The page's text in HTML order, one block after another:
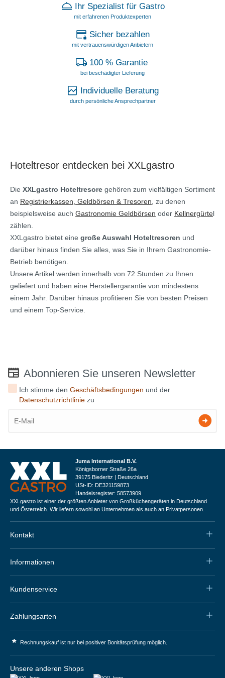
Ihr Spezialist für Gastro
mit erfahrenen Produktexperten
Sicher bezahlen
mit vertrauenswürdigen Anbietern
100 % Garantie
bei beschädigter Lieferung
Individuelle Beratung
durch persönliche Ansprechpartner
Hoteltresor entdecken bei XXLgastro
Die XXLgastro Hoteltresore gehören zum vielfältigen Sortiment
an Registrierkassen, Geldbörsen & Tresoren , zu denen
beispielsweise auch Gastronomie Geldbörsen oder Kellnergürtel
zählen.
XXLgastro bietet eine große Auswahl Hoteltresoren und
darüber hinaus finden Sie alles, was Sie in Ihrem Gastronomie-
Betrieb benötigen.
Unsere Artikel werden innerhalb von 72 Stunden zu Ihnen
geliefert und haben eine Herstellergarantie von mindestens
einem Jahr. Darüber hinaus profitieren Sie von besten Preisen
und einem Top-Service.
Abonnieren Sie unseren Newsletter
Ich stimme denGeschäftsbedingungen und der
Datenschutzrichtlinie zu
Juma International B.V.
Königsborner Straße 26a
39175 Biederitz | Deutschland
USt-ID: DE321159873
Handelsregister: 58573909
XXLgastro ist einer der größten Anbieter von Großküchengeräten in Deutschland
und Österreich. Wir liefern sowohl an Unternehmen als auch an Privatpersonen.
Kontakt
Informationen
Kundenservice
Zahlungsarten
* Rechnungskauf ist nur bei positiver Bonitätsprüfung möglich.
Unsere anderen Shops